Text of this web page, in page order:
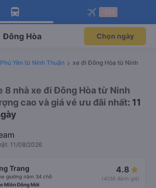
Tải app Vexere ngay!
ưu đãi thành viên độc
Mở app
Tải app Vexere
ghế khi đặt vé máy bay qua
Mở app
Đông Hòa Chọn ngày
Yên từ Ninh Thuận
xe đi Đông Hòa từ Ninh
8 nhà xe đi Đông Hòa từ Ninh
cao và giá vé ưu đãi nhất: 11
11/08/2026
Trang
giường nằm 34 chỗ
4.8
(4038 đánh giá)
Miền Đông Mới